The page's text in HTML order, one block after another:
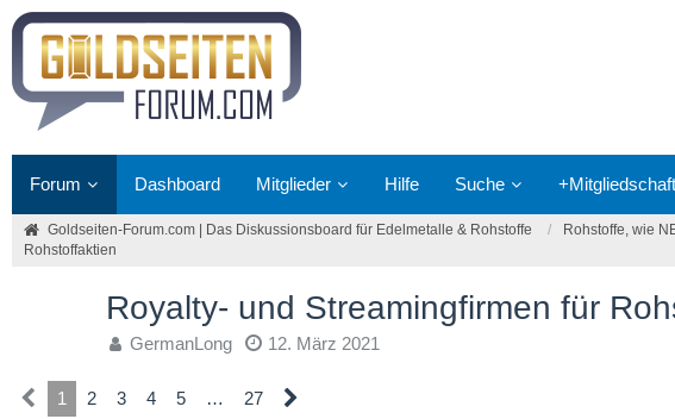
Forum Dashboard Mitglieder Hilfe Suche +Mitgliedschaft
Goldseiten-Forum.com | Das Diskussionsboard für Edelmetalle & Rohstoffe
Rohstoffe, wie
Rohstoffaktien
Royalty- und Streamingfirmen für
GermanLong 12. März 2021
1 2 3 4 5 … 27